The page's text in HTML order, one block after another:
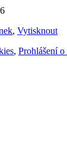
, Vytisknout
, Prohlášení